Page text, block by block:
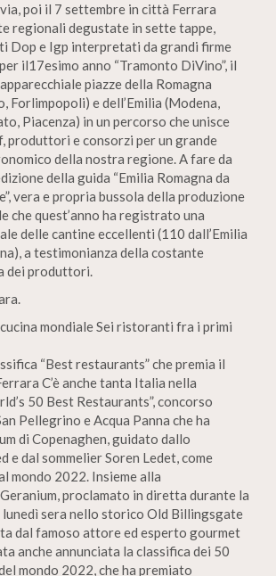
poi il 7 settembre in città Ferrara
regionali degustate in sette tappe,
Dop e Igp interpretati da grandi firme
il17esimo anno “Tramonto DiVino”, il
piazze della Romagna
Forlimpopoli) e dell’Emilia (Modena,
Piacenza) in un percorso che unisce
produttori e consorzi per un grande
della nostra regione. A fare da
della guida “Emilia Romagna da
vera e propria bussola della produzione
che quest’anno ha registrato una
delle cantine eccellenti (110 dall’Emilia
a testimonianza della costante
dei produttori.
mondiale Sei ristoranti fra i primi
“Best restaurants” che premia il
C’è anche tanta Italia nella
50 Best Restaurants”, concorso
Pellegrino e Acqua Panna che ha
di Copenaghen, guidato dallo
e dal sommelier Soren Ledet, come
mondo 2022. Insieme alla
proclamato in diretta durante la
sera nello storico Old Billingsgate
dal famoso attore ed esperto gourmet
anche annunciata la classifica dei 50
mondo 2022, che ha premiato